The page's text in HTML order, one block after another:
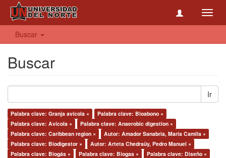
Buscar
Buscar
Ir
Palabra clave: Granja avícola ×
Palabra clave: Bioabono ×
Palabra clave: Avícola ×
Palabra clave: Anaerobic digestion ×
Palabra clave: Caribbean region ×
Autor: Amador Sanabria, Maria Camila ×
Palabra clave: Biodigestor ×
Autor: Arteta Chedraüy, Pedro Manuel ×
Palabra clave: Biogás ×
Palabra clave: Biogas ×
Palabra clave: Diseño ×